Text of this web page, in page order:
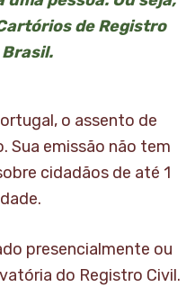
de Registro
o assento de
Sua emissão não tem
cidadãos de até 1
presencialmente ou
do Registro Civil.